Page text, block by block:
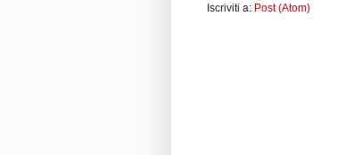
Iscriviti a: Post (Atom)